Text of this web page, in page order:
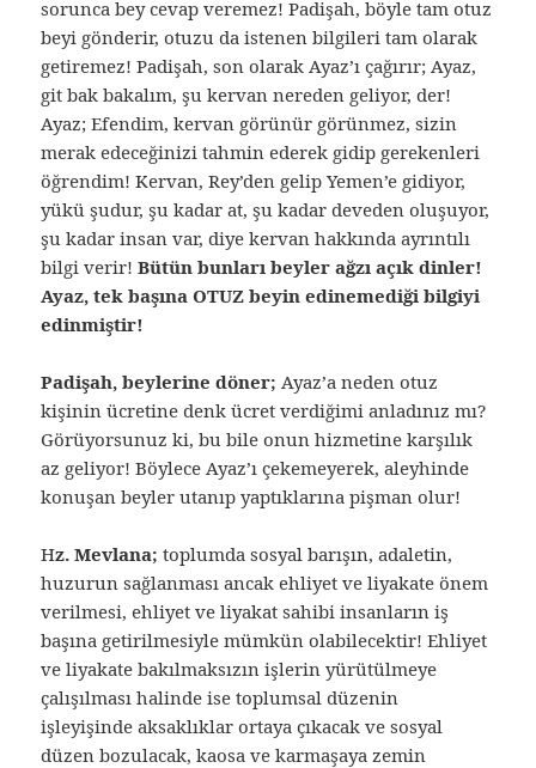
sorunca bey cevap veremez! Padişah, böyle tam otuz
beyi gönderir, otuzu da istenen bilgileri tam olarak
getiremez! Padişah, son olarak Ayaz’ı çağırır; Ayaz,
git bak bakalım, şu kervan nereden geliyor, der!
Ayaz; Efendim, kervan görünür görünmez, sizin
merak edeceğinizi tahmin ederek gidip gerekenleri
öğrendim! Kervan, Rey’den gelip Yemen’e gidiyor,
yükü şudur, şu kadar at, şu kadar deveden oluşuyor,
şu kadar insan var, diye kervan hakkında ayrıntılı
bilgi verir!Bütün bunları beyler ağzı açık dinler!
Ayaz, tek başına OTUZ beyin edinemediği bilgiyi
edinmiştir!
Padişah, beylerine döner; Ayaz’a neden otuz
kişinin ücretine denk ücret verdiğimi anladınız mı?
Görüyorsunuz ki, bu bile onun hizmetine karşılık
az geliyor! Böylece Ayaz’ı çekemeyerek, aleyhinde
konuşan beyler utanıp yaptıklarına pişman olur!
Hz. Mevlana; toplumda sosyal barışın, adaletin,
huzurun sağlanması ancak ehliyet ve liyakate önem
verilmesi, ehliyet ve liyakat sahibi insanların iş
başına getirilmesiyle mümkün olabilecektir! Ehliyet
ve liyakate bakılmaksızın işlerin yürütülmeye
çalışılması halinde ise toplumsal düzenin
işleyişinde aksaklıklar ortaya çıkacak ve sosyal
düzen bozulacak, kaosa ve karmaşaya zemin